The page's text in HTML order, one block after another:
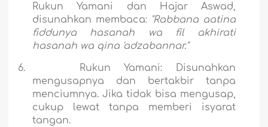
Rukun Yamani dan Hajar Aswad,
disunahkan membaca: "Rabbana aatina
fiddunya hasanah wa fil akhirati
hasanah wa qina 'adzabannar."
6. Rukun Yamani: Disunahkan
mengusapnya dan bertakbir tanpa
menciumnya. Jika tidak bisa mengusap,
cukup lewat tanpa memberi isyarat
tangan.